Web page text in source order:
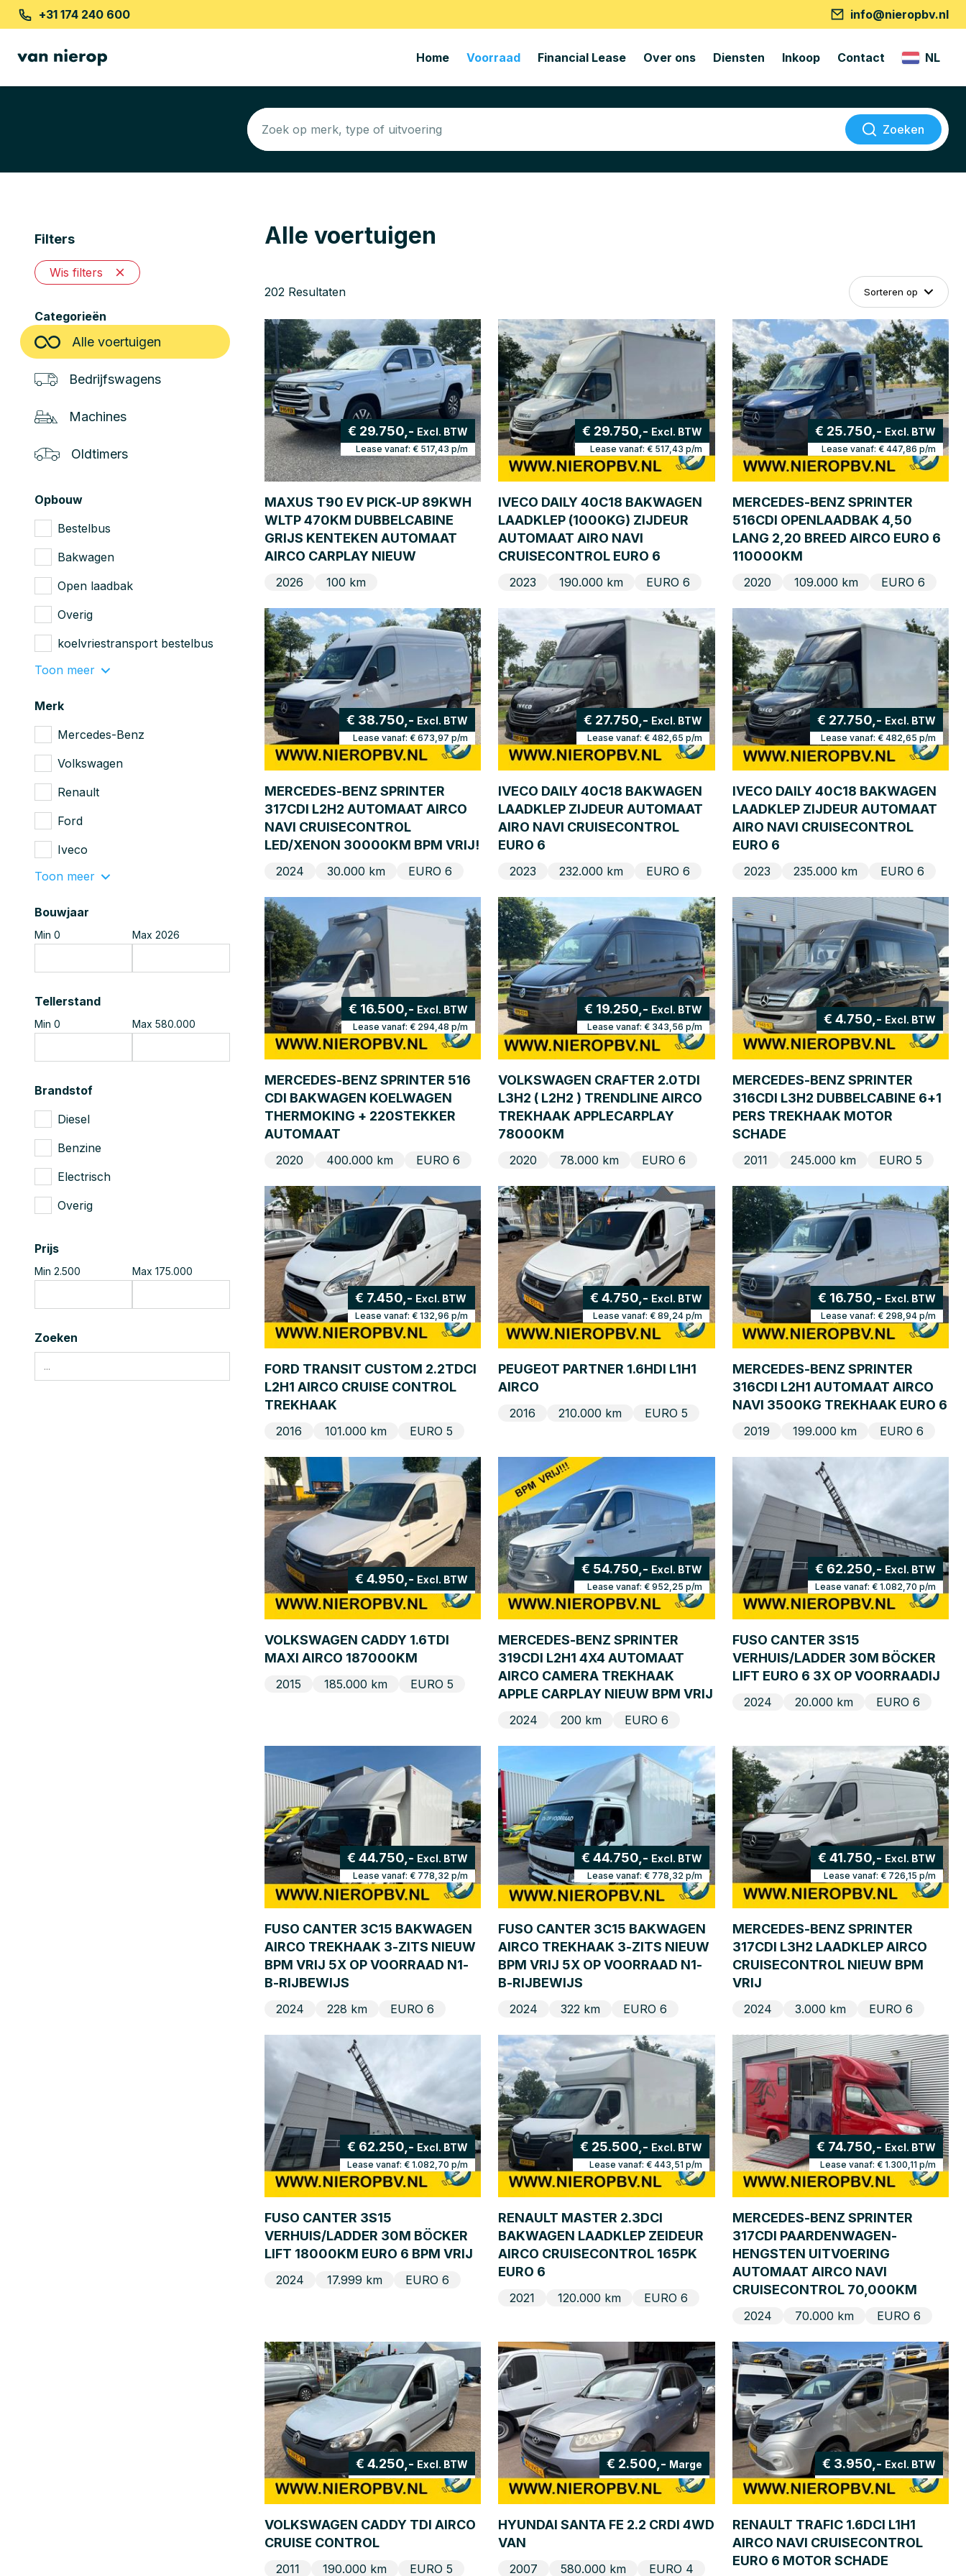
+31 174 240 600 info@nieropbv.nl
Home Voorraad Financial Lease Over ons Diensten Inkoop Contact NL
Zoeken
Filters
Wis filters
Categorieën
Alle voertuigen
Bedrijfswagens
Machines
Oldtimers
Opbouw
Bestelbus
Bakwagen
Open laadbak
Overig
koelvriestransport bestelbus
Toon meer
Merk
Mercedes-Benz
Volkswagen
Renault
Ford
Iveco
Toon meer
Bouwjaar
Min 0 Max 2026
Tellerstand
Min 0 Max 580.000
Brandstof
Diesel
Benzine
Electrisch
Overig
Prijs
Min 2.500 Max 175.000
Zoeken
Alle voertuigen
202 Resultaten Sorteren op
€ 29.750,- Excl. BTW
Lease vanaf:€ 517,43 p/m
MAXUS T90 EV PICK-UP 89KWH
WLTP 470KM DUBBELCABINE
GRIJS KENTEKEN AUTOMAAT
AIRCO CARPLAY NIEUW
2026 100 km
€ 29.750,- Excl. BTW
Lease vanaf: € 517,43 p/m
IVECO DAILY 40C18 BAKWAGEN
LAADKLEP (1000KG) ZIJDEUR
AUTOMAAT AIRO NAVI
CRUISECONTROL EURO 6
2023 190.000 km EURO 6
€ 25.750,- Excl. BTW
Lease vanaf: € 447,86 p/m
MERCEDES-BENZ SPRINTER
516CDI OPENLAADBAK 4,50
LANG 2,20 BREED AIRCO EURO 6
110000KM
2020 109.000 km EURO 6
€ 38.750,- Excl. BTW
Lease vanaf:€ 673,97 p/m
MERCEDES-BENZ SPRINTER
317CDI L2H2 AUTOMAAT AIRCO
NAVI CRUISECONTROL
LED/XENON 30000KM BPM VRIJ!
2024 30.000 km EURO 6
€ 27.750,- Excl. BTW
Lease vanaf: € 482,65 p/m
IVECO DAILY 40C18 BAKWAGEN
LAADKLEP ZIJDEUR AUTOMAAT
AIRO NAVI CRUISECONTROL
EURO 6
2023 232.000 km EURO 6
€ 27.750,- Excl. BTW
Lease vanaf: € 482,65 p/m
IVECO DAILY 40C18 BAKWAGEN
LAADKLEP ZIJDEUR AUTOMAAT
AIRO NAVI CRUISECONTROL
EURO 6
2023 235.000 km EURO 6
€ 16.500,- Excl. BTW
Lease vanaf:€ 294,48 p/m
MERCEDES-BENZ SPRINTER 516
CDI BAKWAGEN KOELWAGEN
THERMOKING + 220STEKKER
AUTOMAAT
2020 400.000 km EURO 6
€ 19.250,- Excl. BTW
Lease vanaf: € 343,56 p/m
VOLKSWAGEN CRAFTER 2.0TDI
L3H2 ( L2H2 ) TRENDLINE AIRCO
TREKHAAK APPLECARPLAY
78000KM
2020 78.000 km EURO 6
€ 4.750,- Excl. BTW
MERCEDES-BENZ SPRINTER
316CDI L3H2 DUBBELCABINE 6+1
PERS TREKHAAK MOTOR
SCHADE
2011 245.000 km EURO 5
€ 7.450,- Excl. BTW
Lease vanaf:€ 132,96 p/m
FORD TRANSIT CUSTOM 2.2TDCI
L2H1 AIRCO CRUISE CONTROL
TREKHAAK
2016 101.000 km EURO 5
€ 4.750,- Excl. BTW
Lease vanaf: € 89,24p/m
PEUGEOT PARTNER 1.6HDI L1H1
AIRCO
2016 210.000 km EURO 5
€ 16.750,- Excl. BTW
Lease vanaf: € 298,94p/m
MERCEDES-BENZ SPRINTER
316CDI L2H1 AUTOMAAT AIRCO
NAVI 3500KG TREKHAAK EURO 6
2019 199.000 km EURO 6
€ 4.950,- Excl. BTW
VOLKSWAGEN CADDY 1.6TDI
MAXI AIRCO 187000KM
2015 185.000 km EURO 5
€ 54.750,- Excl. BTW
Lease vanaf: € 952,25 p/m
MERCEDES-BENZ SPRINTER
319CDI L2H1 4X4 AUTOMAAT
AIRCO CAMERA TREKHAAK
APPLE CARPLAY NIEUW BPM VRIJ
2024 200 km EURO 6
€ 62.250,- Excl. BTW
Lease vanaf: € 1.082,70 p/m
FUSO CANTER 3S15
VERHUIS/LADDER 30M BÖCKER
LIFT EURO 6 3X OP VOORRAADIJ
2024 20.000 km EURO 6
€ 44.750,- Excl. BTW
Lease vanaf:€ 778,32 p/m
FUSO CANTER 3C15 BAKWAGEN
AIRCO TREKHAAK 3-ZITS NIEUW
BPM VRIJ 5X OP VOORRAAD N1-
B-RIJBEWIJS
2024 228 km EURO 6
€ 44.750,- Excl. BTW
Lease vanaf: € 778,32 p/m
FUSO CANTER 3C15 BAKWAGEN
AIRCO TREKHAAK 3-ZITS NIEUW
BPM VRIJ 5X OP VOORRAAD N1-
B-RIJBEWIJS
2024 322 km EURO 6
€ 41.750,- Excl. BTW
Lease vanaf: € 726,15 p/m
MERCEDES-BENZ SPRINTER
317CDI L3H2 LAADKLEP AIRCO
CRUISECONTROL NIEUW BPM
VRIJ
2024 3.000 km EURO 6
€ 62.250,- Excl. BTW
Lease vanaf:€ 1.082,70 p/m
FUSO CANTER 3S15
VERHUIS/LADDER 30M BÖCKER
LIFT 18000KM EURO 6 BPM VRIJ
2024 17.999 km EURO 6
€ 25.500,- Excl. BTW
Lease vanaf: € 443,51 p/m
RENAULT MASTER 2.3DCI
BAKWAGEN LAADKLEP ZEIDEUR
AIRCO CRUISECONTROL 165PK
EURO 6
2021 120.000 km EURO 6
€ 74.750,- Excl. BTW
Lease vanaf: € 1.300,11 p/m
MERCEDES-BENZ SPRINTER
317CDI PAARDENWAGEN-
HENGSTEN UITVOERING
AUTOMAAT AIRCO NAVI
CRUISECONTROL 70,000KM
2024 70.000 km EURO 6
€ 4.250,- Excl. BTW
VOLKSWAGEN CADDY TDI AIRCO
CRUISE CONTROL
2011 190.000 km EURO 5
€ 2.500,- Marge
HYUNDAI SANTA FE 2.2 CRDI 4WD
VAN
2007 580.000 km EURO 4
€ 3.950,- Excl. BTW
RENAULT TRAFIC 1.6DCI L1H1
AIRCO NAVI CRUISECONTROL
EURO 6 MOTOR SCHADE